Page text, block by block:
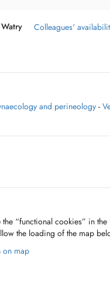
Colleagues'
and perineology -
the “functional cookies” in
the loading of the map
on map